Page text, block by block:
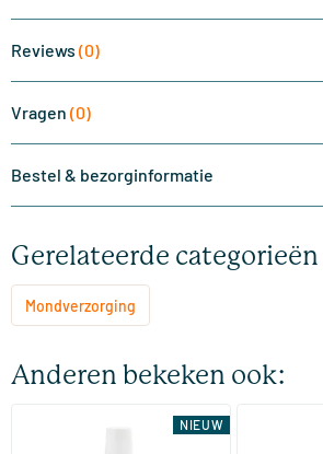
Reviews (0)
Vragen (0)
Bestel & bezorginformatie
Gerelateerde categorieën
Mondverzorging
Anderen bekeken ook:
NIEUW